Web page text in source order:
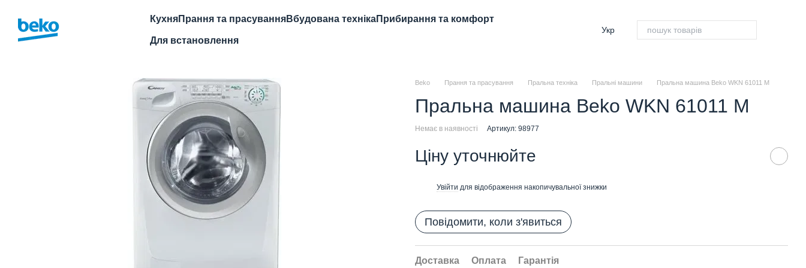
КухняПрання та прасуванняВбудована технікаПрибирання та комфорт
Для встановлення
Укр
Beko Прання та прасування Пральна техніка Пральні машини Пральна машина Beko WKN 61011 M
Пральна машина Beko WKN 61011 M
Немає в наявності Артикул: 98977
Ціну уточнюйте
Увійти для відображення накопичувальної знижки
Повідомити, коли з'явиться
Доставка Оплата Гарантія